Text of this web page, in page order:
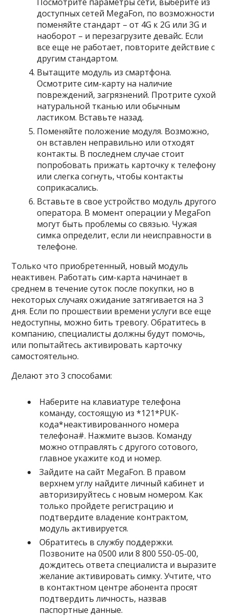
доступных сетей MegaFon, по возможности
поменяйте стандарт – от 4G к 2G или 3G и
наоборот – и перезагрузите девайс. Если
все еще не работает, повторите действие с
другим стандартом.
Вытащите модуль из смартфона.
Осмотрите сим-карту на наличие
повреждений, загрязнений. Протрите сухой
натуральной тканью или обычным
ластиком. Вставьте назад.
Поменяйте положение модуля. Возможно,
он вставлен неправильно или отходят
контакты. В последнем случае стоит
попробовать прижать карточку к телефону
или слегка согнуть, чтобы контакты
соприкасались.
Вставьте в свое устройство модуль другого
оператора. В момент операции у MegaFon
могут быть проблемы со связью. Чужая
симка определит, если ли неисправности в
телефоне.
Только что приобретенный, новый модуль
неактивен. Работать сим-карта начинает в
среднем в течение суток после покупки, но в
некоторых случаях ожидание затягивается на 3
дня. Если по прошествии времени услуги все еще
недоступны, можно бить тревогу. Обратитесь в
компанию, специалисты должны будут помочь,
или попытайтесь активировать карточку
самостоятельно.
Делают это 3 способами:
Наберите на клавиатуре телефона
команду, состоящую из*121*PUK-
кода*неактивированного номера
телефона#. Нажмите вызов. Команду
можно отправлять с другого сотового,
главное укажите код и номер.
Зайдите на сайт MegaFon. В правом
верхнем углу найдите личный кабинет и
авторизируйтесь с новым номером. Как
только пройдете регистрацию и
подтвердите владение контрактом,
модуль активируется.
Обратитесь в службу поддержки.
Позвоните на0500 или8 800 550-05-00,
дождитесь ответа специалиста и выразите
желание активировать симку. Учтите, что
в контактном центре абонента просят
подтвердить личность, назвав
паспортные данные.